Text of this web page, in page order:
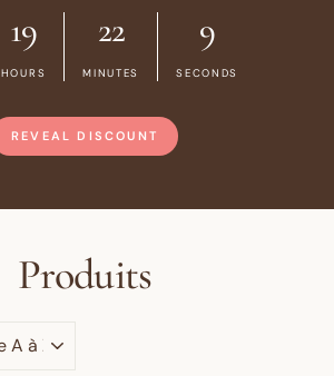
19
HOURS
22
MINUTES
8
SECONDS
REVEAL DISCOUNT
Produits